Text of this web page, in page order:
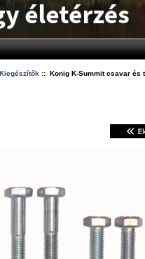
Kiegészítők :: Konig K-Summit csavar és